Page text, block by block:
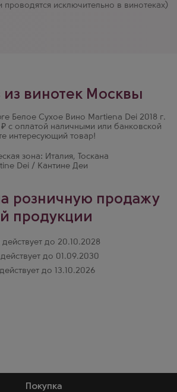
проводятся исключительно в винотеках)
винотек Москвы
Белое Сухое Вино Martiena Dei 2018 г.
с оплатой наличными или банковской
интересующий товар!
зона: Италия, Тоскана
Dei / Кантине Деи
розничную продажу
продукции
до 20.10.2028
до 01.09.2030
до 13.10.2026
Покупка